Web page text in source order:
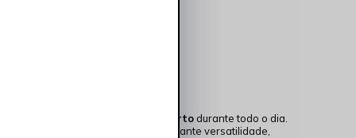
conforto durante todo o dia.
ao vestir. A cor
garante versatilidade,